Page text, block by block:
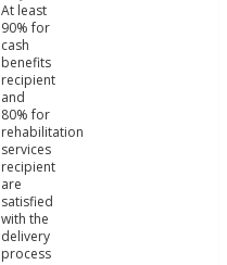
At least
90% for
cash
benefits
recipient
and
80% for
rehabilitation
services
recipient
are
satisfied
with the
delivery
process